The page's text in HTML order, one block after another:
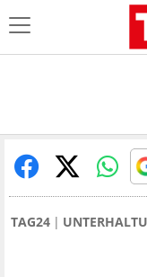
TAG24